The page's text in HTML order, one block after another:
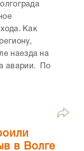
Как
наезда на
аварии. По
в Волге